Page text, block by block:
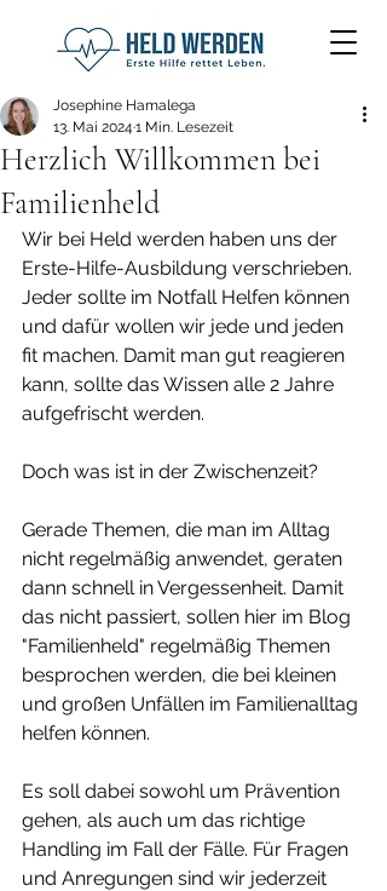
Herzlich Willkommen bei
Familienheld
Josephine Hamalega
13. Mai 2024 1 Min. Lesezeit
Wir bei Held werden haben uns der
Erste-Hilfe-Ausbildung verschrieben.
Jeder sollte im Notfall Helfen können
und dafür wollen wir jede und jeden
fit machen. Damit man gut reagieren
kann, sollte das Wissen alle 2 Jahre
aufgefrischt werden.
Doch was ist in der Zwischenzeit?
Gerade Themen, die man im Alltag
nicht regelmäßig anwendet, geraten
dann schnell in Vergessenheit. Damit
das nicht passiert, sollen hier im Blog
"Familienheld" regelmäßig Themen
besprochen werden, die bei kleinen
und großen Unfällen im Familienalltag
helfen können.
Es soll dabei sowohl um Prävention
gehen, als auch um das richtige
Handling im Fall der Fälle. Für Fragen
und Anregungen sind wir jederzeit